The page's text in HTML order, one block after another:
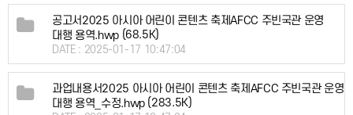
공고서2025 아시아 어린이 콘텐츠 축제AFCC 주빈국관 운영
대행 용역.hwp(68.5K)
DATE : 2025-01-17 10:47:04
과업내용서2025 아시아 어린이 콘텐츠 축제AFCC 주빈국관 운영
대행 용역_수정.hwp(283.5K)